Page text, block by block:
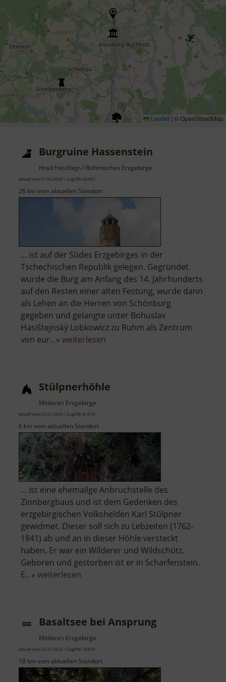
Leaflet | © OpenStreetMap
Burgruine Hassenstein
Hrad Hasištejn / Böhmisches Erzgebirge
aktuell vom 07.06.2026 / Zugriffe: 66493
26 km vom aktuellen Standort
... ist auf der Südes Erzgebirges in der
Tschechischen Republik gelegen. Gegründet
wurde die Burg am Anfang des 14. Jahrhunderts
auf den Resten einer alten Festung, wurde dann
als Lehen an die Herren von Schönburg
gegeben und gelangte unter Bohuslav
Hasištejnský Lobkowicz zu Ruhm als Zentrum
von eur.. » weiterlesen
Stülpnerhöhle
Mittleres Erzgebirge
aktuell vom 23.07.2024 / Zugriffe: 81576
6 km vom aktuellen Standort
... ist eine ehemailge Anbruchstelle des
Zinnbergbaus und ist dem Gedenken des
erzgebirgischen Volkshelden Karl Stülpner
gewidmet. Dieser soll sich zu Lebzeiten (1762-
1841) ab und an in dieser Höhle versteckt
haben. Er war ein Wilderer und Wildschütz.
Geboren und gestorben ist er in Scharfenstein.
E.. » weiterlesen
Basaltsee bei Ansprung
Mittleres Erzgebirge
aktuell vom 23.07.2024 / Zugriffe: 35939
18 km vom aktuellen Standort